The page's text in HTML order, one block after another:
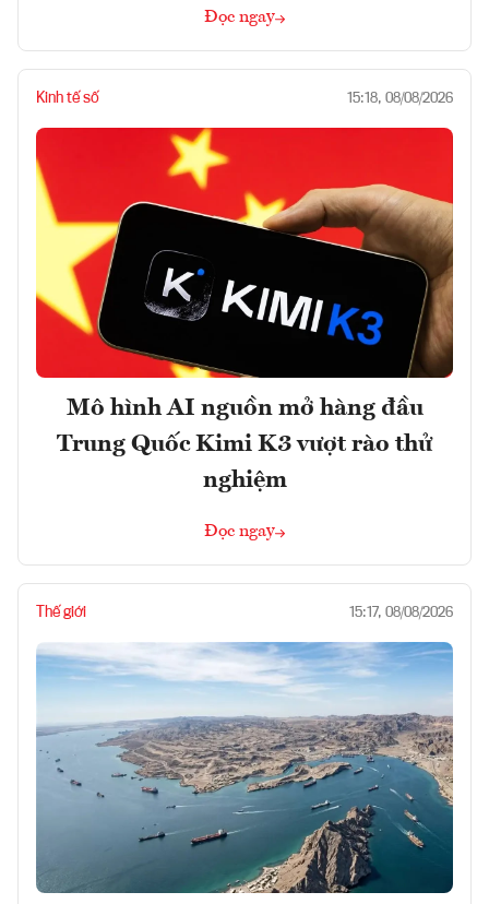
Đọc ngay
Kinh tế số 15:18, 08/08/2026
Mô hình AI nguồn mở hàng đầu
Trung Quốc Kimi K3 vượt rào thử
nghiệm
Đọc ngay
Thế giới 15:17, 08/08/2026